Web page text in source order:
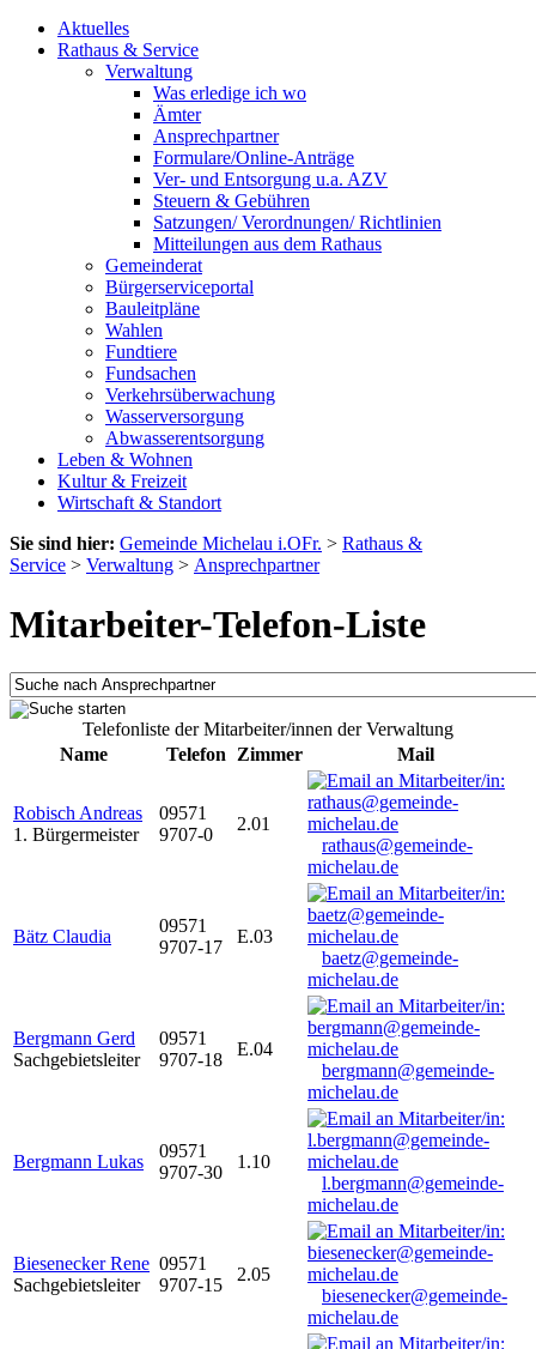
Aktuelles
Rathaus & Service
Verwaltung
Was erledige ich wo
Ämter
Ansprechpartner
Formulare/Online-Anträge
Ver- und Entsorgung u.a. AZV
Steuern & Gebühren
Satzungen/ Verordnungen/ Richtlinien
Mitteilungen aus dem Rathaus
Gemeinderat
Bürgerserviceportal
Bauleitpläne
Wahlen
Fundtiere
Fundsachen
Verkehrsüberwachung
Wasserversorgung
Abwasserentsorgung
Leben & Wohnen
Kultur & Freizeit
Wirtschaft & Standort
Sie sind hier: Gemeinde Michelau i.OFr. > Rathaus &
Service > Verwaltung > Ansprechpartner
Mitarbeiter-Telefon-Liste
Telefonliste der Mitarbeiter/innen der Verwaltung
Name
Telefon Zimmer Mail
Robisch Andreas
1. Bürgermeister
09571
9707-0
2.01
rathaus@gemeinde-
michelau.de
Bätz Claudia
09571
9707-17
E.03
baetz@gemeinde-
michelau.de
Bergmann Gerd
Sachgebietsleiter
09571
9707-18
E.04
bergmann@gemeinde-
michelau.de
Bergmann Lukas
09571
9707-30
1.10
l.bergmann@gemeinde-
michelau.de
Biesenecker Rene
Sachgebietsleiter
09571
9707-15
2.05
biesenecker@gemeinde-
michelau.de